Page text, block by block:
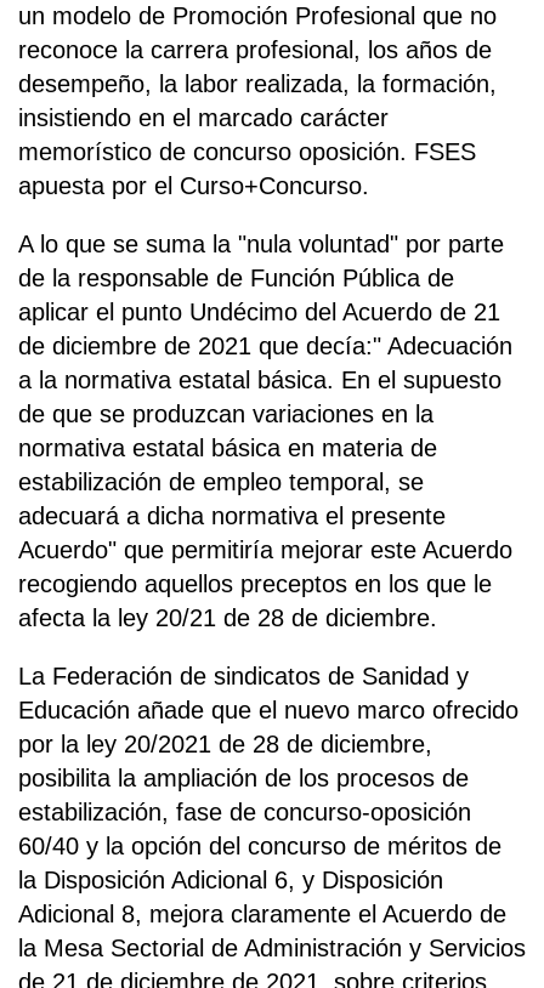
un modelo de Promoción Profesional que no
reconoce la carrera profesional, los años de
desempeño, la labor realizada, la formación,
insistiendo en el marcado carácter
memorístico de concurso oposición. FSES
apuesta por el Curso+Concurso.
A lo que se suma la "nula voluntad" por parte
de la responsable de Función Pública de
aplicar el punto Undécimo del Acuerdo de 21
de diciembre de 2021 que decía:" Adecuación
a la normativa estatal básica. En el supuesto
de que se produzcan variaciones en la
normativa estatal básica en materia de
estabilización de empleo temporal, se
adecuará a dicha normativa el presente
Acuerdo" que permitiría mejorar este Acuerdo
recogiendo aquellos preceptos en los que le
afecta la ley 20/21 de 28 de diciembre.
La Federación de sindicatos de Sanidad y
Educación añade que el nuevo marco ofrecido
por la ley 20/2021 de 28 de diciembre,
posibilita la ampliación de los procesos de
estabilización, fase de concurso-oposición
60/40 y la opción del concurso de méritos de
la Disposición Adicional 6, y Disposición
Adicional 8, mejora claramente el Acuerdo de
la Mesa Sectorial de Administración y Servicios
de 21 de diciembre de 2021, sobre criterios